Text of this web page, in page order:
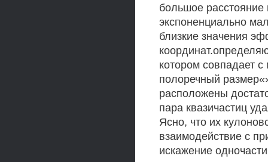
большое
экспоненциально
близкие значения
котором совпадает
полоречный
расположены
пара квазичастиц
Ясно, что их
взаимодействие с
искажение